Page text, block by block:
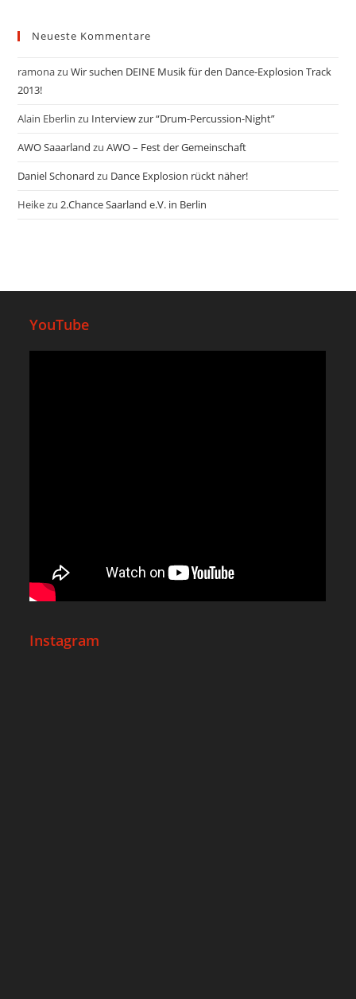
Neueste Kommentare
ramonazuWir suchen DEINE Musik für den Dance-Explosion Track
2013!
Alain Eberlin zu Interview zur “Drum-Percussion-Night”
AWO Saaarland zuAWO – Fest der Gemeinschaft
Daniel Schonard zu Dance Explosion rückt näher!
Heikezu2.Chance Saarland e.V. in Berlin
YouTube
Instagram